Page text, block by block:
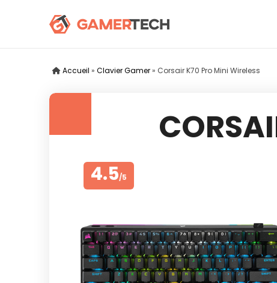
Accueil » Clavier Gamer» Corsair K70 Pro Mini Wireless
4.5/5